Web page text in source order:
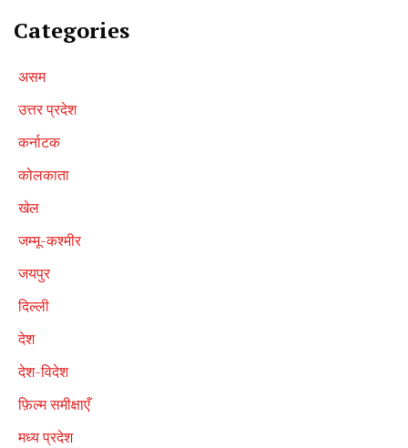
Categories
असम
उत्तर प्रदेश
कर्नाटक
कोलकाता
खेल
जम्मू-कश्मीर
जयपुर
दिल्ली
देश
देश-विदेश
फ़िल्म समीक्षाएँ
मध्य प्रदेश